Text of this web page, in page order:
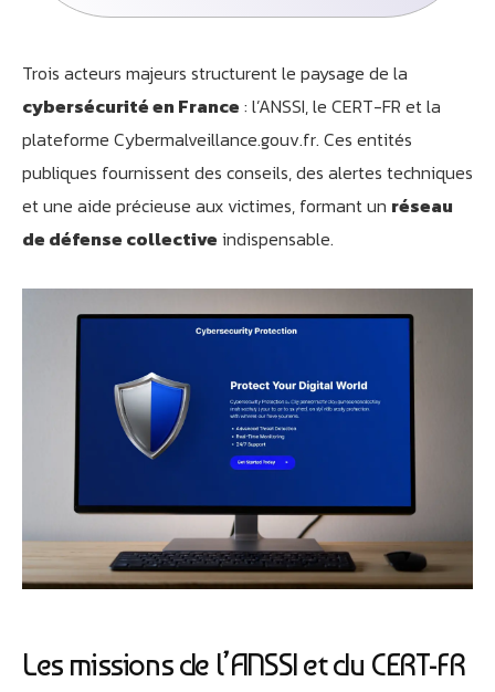
Trois acteurs majeurs structurent le paysage de la
cybersécurité en France : l’ANSSI, le CERT-FR et la
plateforme Cybermalveillance.gouv.fr. Ces entités
publiques fournissent des conseils, des alertes techniques
et une aide précieuse aux victimes, formant un réseau
de défense collective indispensable.
Les missions de l’ANSSI et du CERT-FR